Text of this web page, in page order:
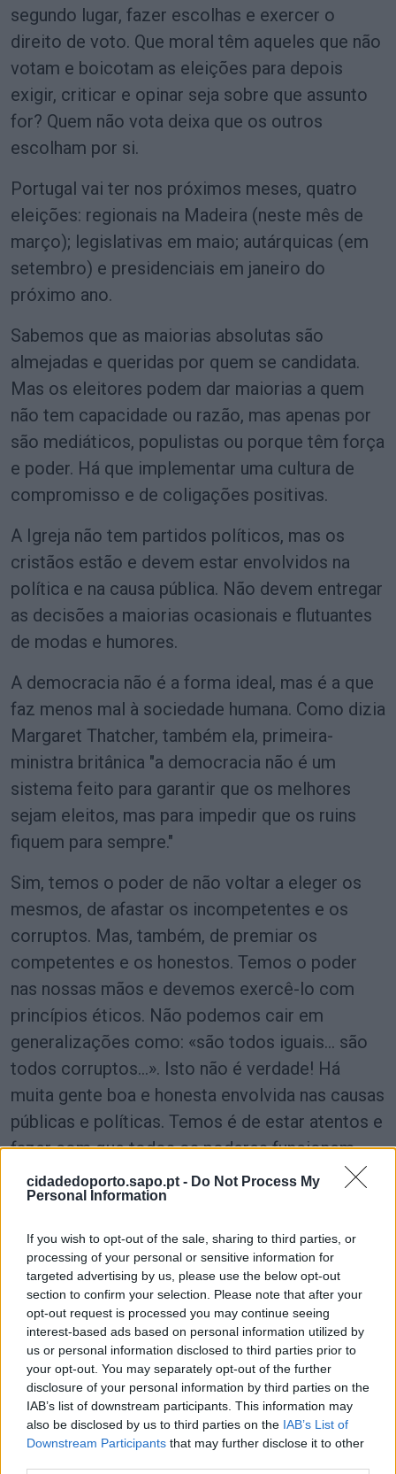
cidadedoporto.sapo.pt - Do Not Process My
Personal Information
If you wish to opt-out of the sale, sharing to third parties, or
processing of your personal or sensitive information for
targeted advertising by us, please use the below opt-out
section to confirm your selection. Please note that after your
opt-out request is processed you may continue seeing
interest-based ads based on personal information utilized by
us or personal information disclosed to third parties prior to
your opt-out. You may separately opt-out of the further
disclosure of your personal information by third parties on the
IAB’s list of downstream participants. This information may
also be disclosed by us to third parties on the IAB’s List of
Downstream Participants that may further disclose it to other
segundo lugar, fazer escolhas e exercer o
direito de voto. Que moral têm aqueles que não
votam e boicotam as eleições para depois
exigir, criticar e opinar seja sobre que assunto
for? Quem não vota deixa que os outros
escolham por si.
Portugal vai ter nos próximos meses, quatro
eleições: regionais na Madeira (neste mês de
março); legislativas em maio; autárquicas (em
setembro) e presidenciais em janeiro do
próximo ano.
Sabemos que as maiorias absolutas são
almejadas e queridas por quem se candidata.
Mas os eleitores podem dar maiorias a quem
não tem capacidade ou razão, mas apenas por
são mediáticos, populistas ou porque têm força
e poder. Há que implementar uma cultura de
compromisso e de coligações positivas.
A Igreja não tem partidos políticos, mas os
cristãos estão e devem estar envolvidos na
política e na causa pública. Não devem entregar
as decisões a maiorias ocasionais e flutuantes
de modas e humores.
A democracia não é a forma ideal, mas é a que
faz menos mal à sociedade humana. Como dizia
Margaret Thatcher, também ela, primeira-
ministra britânica "a democracia não é um
sistema feito para garantir que os melhores
sejam eleitos, mas para impedir que os ruins
fiquem para sempre."
Sim, temos o poder de não voltar a eleger os
mesmos, de afastar os incompetentes e os
corruptos. Mas, também, de premiar os
competentes e os honestos. Temos o poder
nas nossas mãos e devemos exercê-lo com
princípios éticos. Não podemos cair em
generalizações como: «são todos iguais… são
todos corruptos…». Isto não é verdade! Há
muita gente boa e honesta envolvida nas causas
públicas e políticas. Temos é de estar atentos e
fazer com que todos os poderes funcionem.
Em Portugal, em teoria existe a separação dos
imiscuem-se. O poder legislativo que reside no
parlamento não fiscaliza e controla o poder
executivo do governo. O poder judicial fica
atado de mão e pés diante de vazios legais ou
legislação contraditória. O poder moderador do
presidente da república fica reduzido a
comentários e conferências de imprensa. E o
quinto poder da comunicação social,
fiscalizador e inquiridor da verdade fica limitado